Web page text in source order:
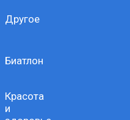
Другое
Биатлон
Красота
и